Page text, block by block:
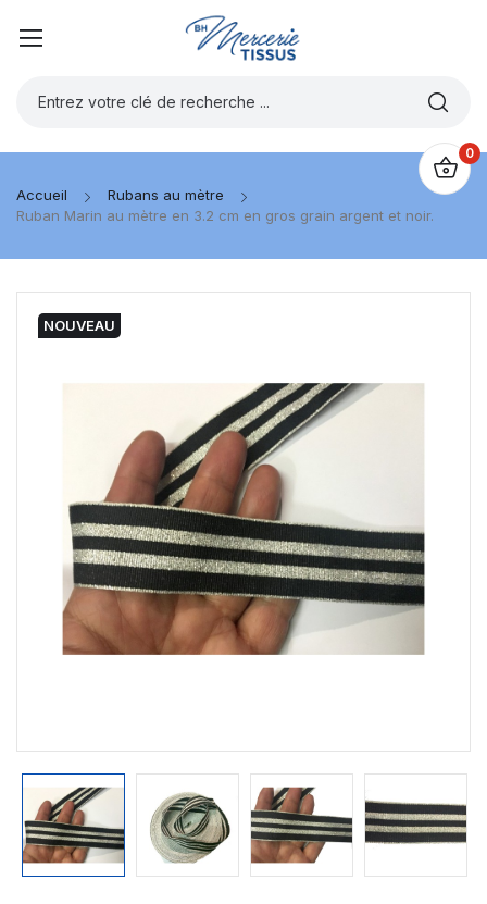
0
Accueil
Rubans au mètre
Ruban Marin au mètre en 3.2 cm en gros grain argent et noir.
NOUVEAU